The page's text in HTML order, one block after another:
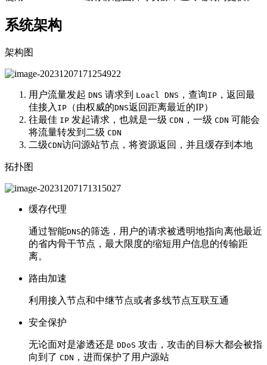
系统架构
架构图
用户流量发起 DNS 请求到 Loacl DNS ，查询IP ，返回最
佳接入 IP （由权威的DNS返回距离最近的IP）
往最佳 IP 发起请求，也就是一级 CDN ，一级 CDN 可能会
将流量转发到二级 CDN
二级CDN访问源站节点，将资源返回，并且缓存到本地
拓扑图
缓存代理
通过智能DNS的筛选，用户的请求被透明地指向离他最近
的省内骨干节点，最大限度的缩短用户信息的传输距
离。
路由加速
利用接入节点和中继节点或者多线节点互联互通
安全保护
无论面对是渗透还是 DDoS 攻击，攻击的目标大都会被指
向到了 CDN ，进而保护了用户源站